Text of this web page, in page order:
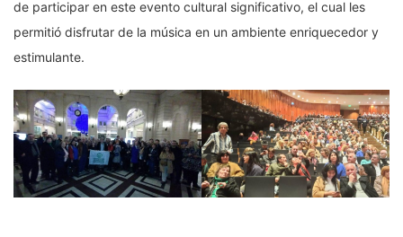
de participar en este evento cultural significativo, el cual les
permitió disfrutar de la música en un ambiente enriquecedor y
estimulante.